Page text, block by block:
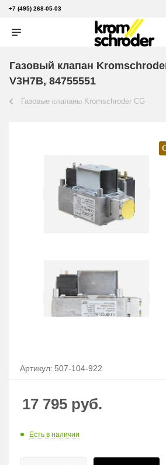
+7 (495) 268-05-03
Газовый клапан
V3H7B, 84755551
Газовые клапаны Kromschroder CG
Артикул: 507-104-922
17 795 руб.
Есть в наличии